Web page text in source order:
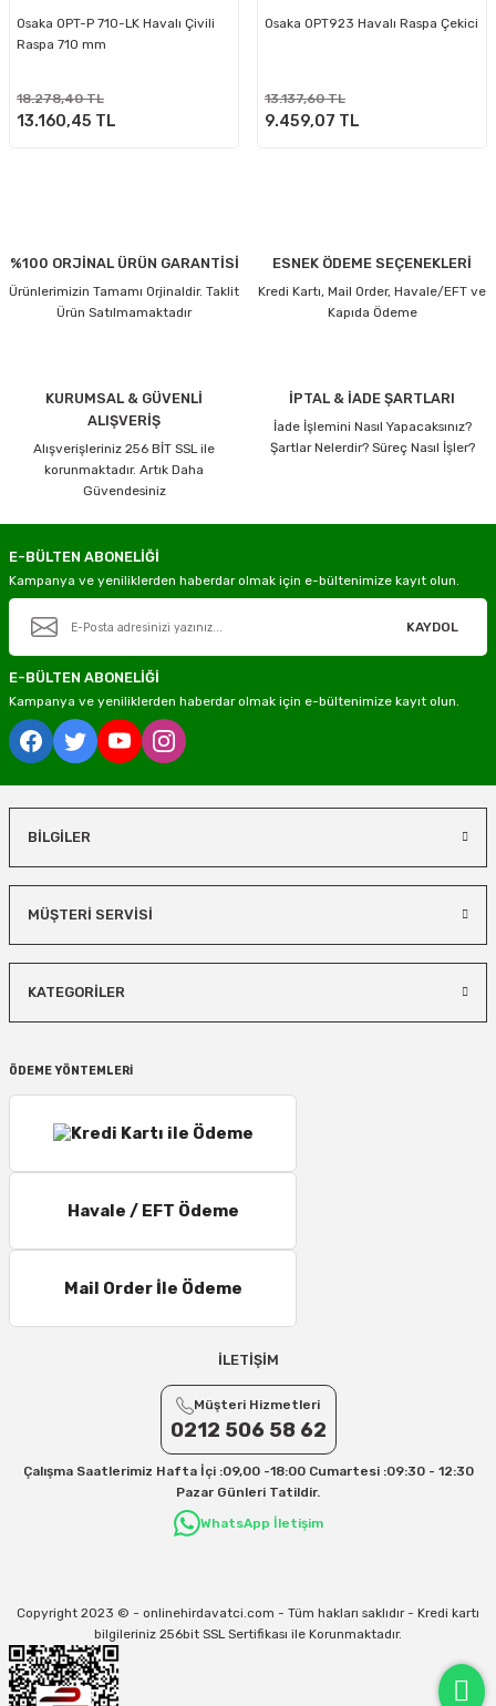
Osaka OPT-P 710-LK Havalı Çivili
Raspa 710 mm
18.278,40 TL
13.160,45 TL
Osaka OPT923 Havalı Raspa Çekici
13.137,60 TL
9.459,07 TL
%100 ORJİNAL ÜRÜN GARANTİSİ
Ürünlerimizin Tamamı Orjinaldir. Taklit
Ürün Satılmamaktadır
ESNEK ÖDEME SEÇENEKLERİ
Kredi Kartı, Mail Order, Havale/EFT ve
Kapıda Ödeme
KURUMSAL & GÜVENLİ
ALIŞVERİŞ
Alışverişleriniz 256 BİT SSL ile
korunmaktadır. Artık Daha
Güvendesiniz
İPTAL & İADE ŞARTLARI
İade İşlemini Nasıl Yapacaksınız?
Şartlar Nelerdir? Süreç Nasıl İşler?
E-BÜLTEN ABONELİĞİ
Kampanya ve yeniliklerden haberdar olmak için e-bültenimize kayıt olun.
KAYDOL
E-BÜLTEN ABONELİĞİ
Kampanya ve yeniliklerden haberdar olmak için e-bültenimize kayıt olun.
BİLGİLER
MÜŞTERİ SERVİSİ
KATEGORİLER
ÖDEME YÖNTEMLERİ
Havale / EFT Ödeme
Mail Order İle Ödeme
İLETİŞİM
Müşteri Hizmetleri
0212 506 58 62
Çalışma Saatlerimiz Hafta İçi :09,00 -18:00 Cumartesi :09:30 - 12:30
Pazar Günleri Tatildir.
WhatsApp İletişim
Copyright 2023 © - onlinehirdavatci.com - Tüm hakları saklıdır - Kredi kartı
bilgileriniz 256bit SSL Sertifikası ile Korunmaktadır.